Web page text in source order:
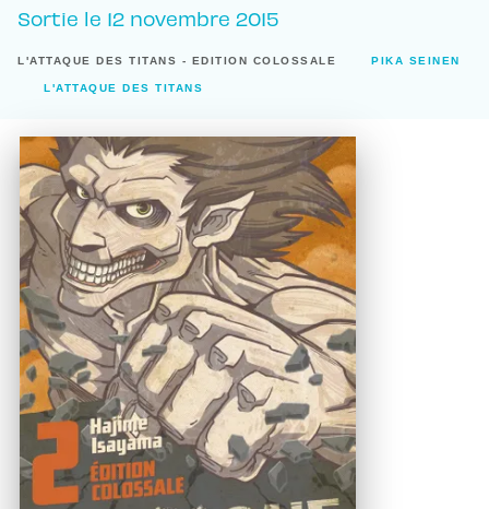
Sortie le 12 novembre 2015
L'ATTAQUE DES TITANS - EDITION COLOSSALE PIKA SEINEN
L'ATTAQUE DES TITANS